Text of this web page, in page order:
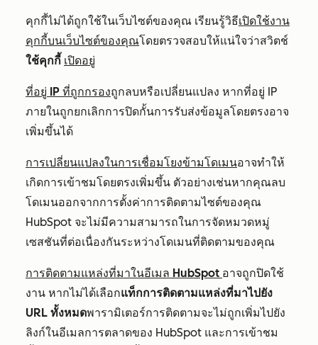
คุกกี้ไม่ได้ถูกใช้ในเว็บไซต์ของคุณ เรียนรู้วิธีเปิดใช้งาน
คุกกี้บนเว็บไซต์ของคุณโดยตรวจสอบให้แน่ใจว่าสวิตช์
ใช้คุกกี้ เปิดอยู่
ที่อยู่ IP ที่ถูกกรองถูกลบหรือเปลี่ยนแปลง หากที่อยู่ IP
ภายในถูกยกเลิกการปิดกั้นการรับส่งข้อมูลโดยตรงอาจ
เพิ่มขึ้นได้
การเปลี่ยนแปลงในการเชื่อมโยงข้ามโดเมนอาจทำให้
เกิดการเข้าชมโดยตรงเพิ่มขึ้น ตัวอย่างเช่นหากคุณลบ
โดเมนออกจากการตั้งค่าการติดตามไซต์ของคุณ
HubSpot จะไม่มีความสามารถในการจัดหมวดหมู่
เซสชันที่ต่อเนื่องกันระหว่างโดเมนที่ติดตามของคุณ
การติดตามแหล่งที่มาในอีเมล HubSpot อาจถูกปิดใช้
งาน หากไม่ได้เลือกแท็กการติดตามแหล่งที่มาไปยัง
URL ทั้งหมดพารามิเตอร์การติดตามจะไม่ถูกเพิ่มไปยัง
ลิงก์ในอีเมลการตลาดของ HubSpot และการเข้าชม